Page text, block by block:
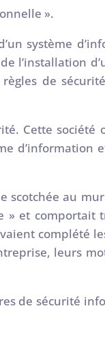
».
système
l’installation
de
Cette société
scotchée au
et comportait
complété
leurs
de sécurité